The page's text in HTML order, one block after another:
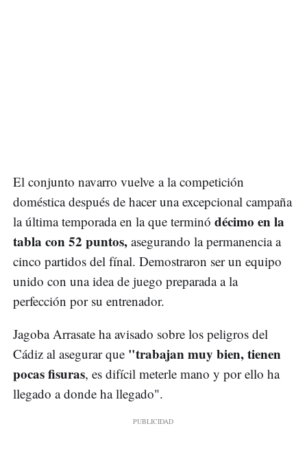
El conjunto navarro vuelve a la competición
doméstica después de hacer una excepcional campaña
la última temporada en la que terminó décimo en la
tabla con 52 puntos, asegurando la permanencia a
cinco partidos del fínal. Demostraron ser un equipo
unido con una idea de juego preparada a la
perfección por su entrenador.
Jagoba Arrasate ha avisado sobre los peligros del
Cádiz al asegurar que "trabajan muy bien, tienen
pocas fisuras, es difícil meterle mano y por ello ha
llegado a donde ha llegado".